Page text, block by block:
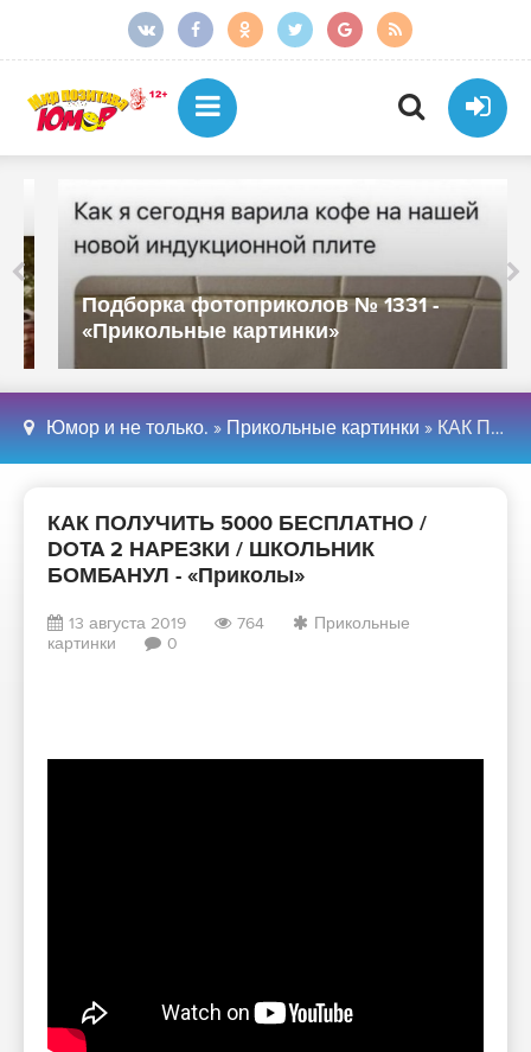
Подборка фотоприколов № 1331 -
«Прикольные картинки»
Юмор и не только. » Прикольные картинки » КАК ПОЛУЧИТЬ 5000 БЕСПЛАТНО / DOTA 2 НАРЕЗКИ / ШКОЛЬНИК БОМБАНУЛ - «Приколы»
КАК ПОЛУЧИТЬ 5000 БЕСПЛАТНО /
DOTA 2 НАРЕЗКИ / ШКОЛЬНИК
БОМБАНУЛ - «Приколы»
13 августа 2019 764
Прикольные
картинки
0